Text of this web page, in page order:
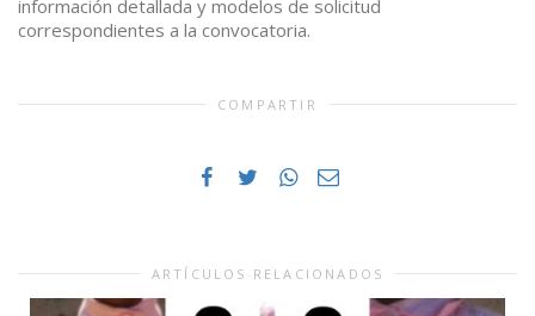
información detallada y modelos de solicitud
correspondientes a la convocatoria.
COMPARTIR
ARTÍCULOS RELACIONADOS